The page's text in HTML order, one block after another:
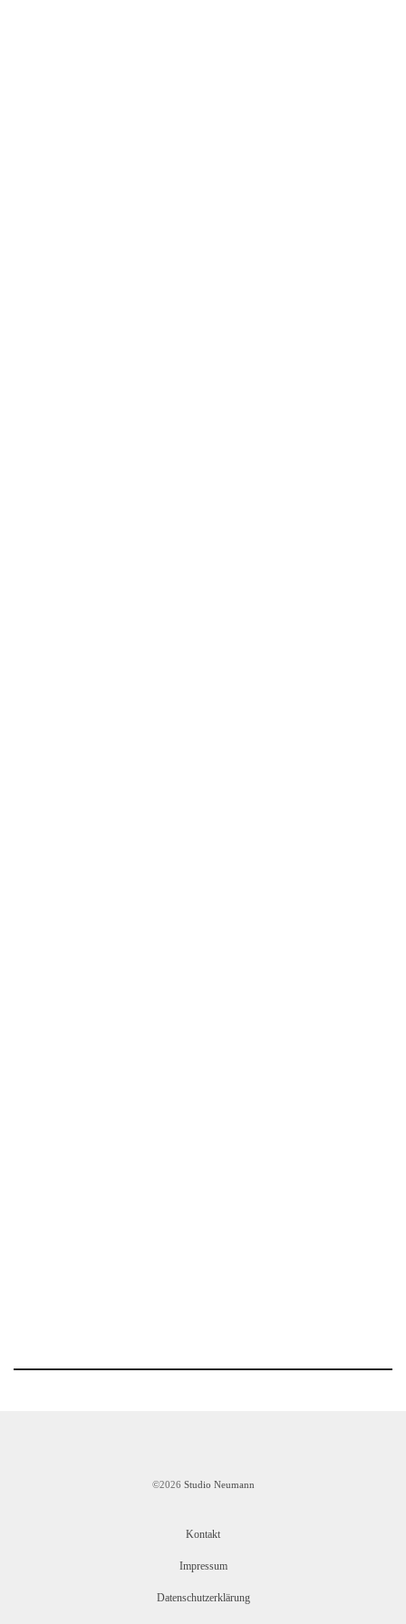
©2026 Studio Neumann
Kontakt
Impressum
Datenschutzerklärung